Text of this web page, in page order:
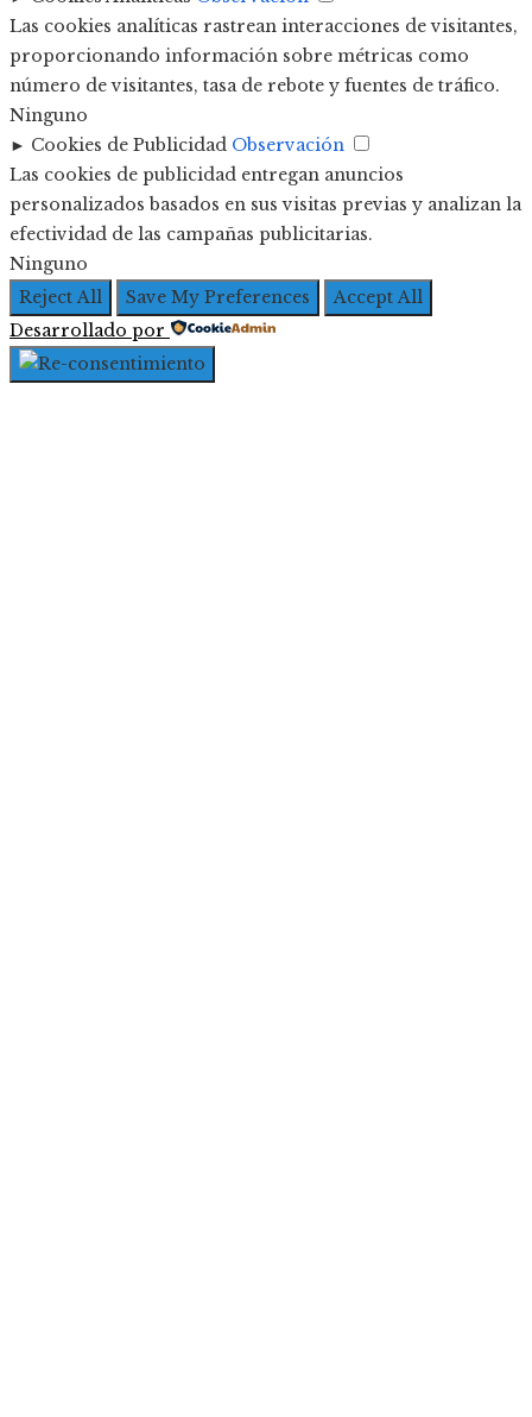
Las cookies analíticas rastrean interacciones de visitantes,
proporcionando información sobre métricas como
número de visitantes, tasa de rebote y fuentes de tráfico.
Ninguno
► Cookies de Publicidad Observación
Las cookies de publicidad entregan anuncios
personalizados basados en sus visitas previas y analizan la
efectividad de las campañas publicitarias.
Ninguno
Reject All
Save My Preferences
Accept All
Desarrollado por